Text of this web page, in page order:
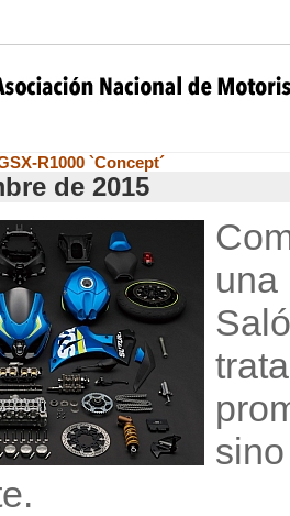
R1000 `Concept´
de 2015